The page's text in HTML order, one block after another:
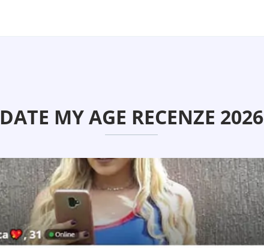
DATE MY AGE RECENZE 2026